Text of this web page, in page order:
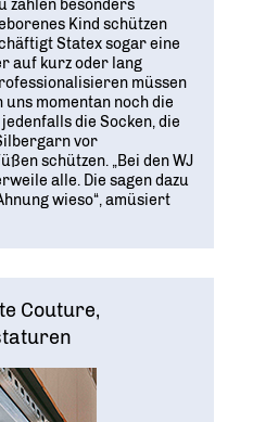
zählen besonders
Kind schützen
Statex sogar eine
auf kurz oder lang
müssen
uns momentan noch die
die Socken, die
vor
schützen. „Bei den WJ
alle. Die sagen dazu
wieso“, amüsiert
Couture,